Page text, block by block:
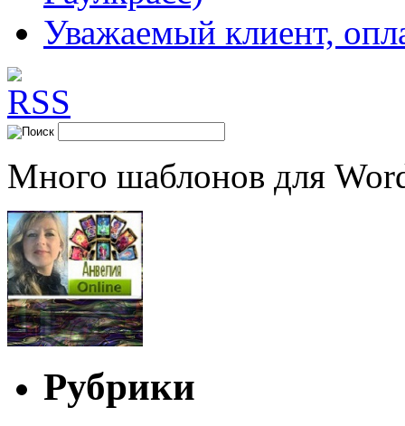
Уважаемый клиент,
Много шаблонов для
Рубрики